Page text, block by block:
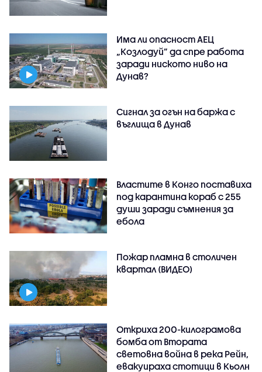
Има ли опасност АЕЦ
„Козлодуй” да спре работа
заради ниското ниво на
Дунав?
Сигнал за огън на баржа с
въглища в Дунав
Властите в Конго поставиха
под карантина кораб с 255
души заради съмнения за
ебола
Пожар пламна в столичен
квартал (ВИДЕО)
Откриха 200-килограмова
бомба от Втората
световна война в река Рейн,
евакуираха стотици в Кьолн